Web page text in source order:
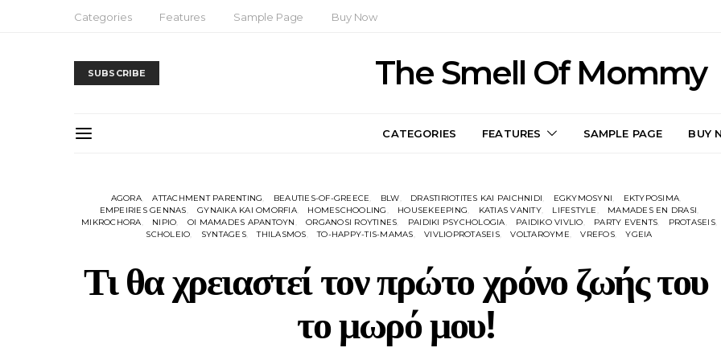
Categories Features Sample Page Buy Now
SUBSCRIBE The Smell Of Mommy
CATEGORIES FEATURES SAMPLE PAGE BUY
AGORA ATTACHMENT PARENTING BEAUTIES-OF-GREECE BLW DRASTIRIOTITES KAI PAICHNIDI EGKYMOSYNI
EKTYPOSIMA
EMPEIRIES GENNAS
GYNAIKA KAI OMORFIA HOMESCHOOLING HOUSEKEEPING KATIAS VANITY LIFESTYLE
MAMADES EN DRASI
MIKROCHORA
NIPIO OI MAMADES APANTOYN ORGANOSI ROYTINES PAIDIKI PSYCHOLOGIA PAIDIKO VIVLIO PARTY EVENTS
PROTASEIS
SCHOLEIO
SYNTAGES THILASMOS TO-HAPPY-TIS-MAMAS VIVLIOPROTASEIS VOLTAROYME VREFOS YGEIA
Τι θα χρειαστεί τον πρώτο χρόνο ζωής του
το μωρό μου!